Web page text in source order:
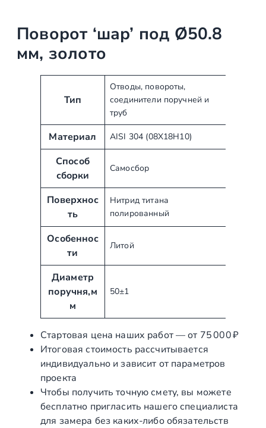
Поворот ‘шар’ под Ø50.8
мм, золото
и
б
ы
н
е
н
и
е
Тип
Отводы, повороты,
соединители поручней и
труб
Материал AISI 304 (08Х18Н10)
Способ
сборки
Самосбор
Поверхнос
ть
Нитрид титана
полированный
Особеннос
ти
Литой
Диаметр
поручня,м
м
50±1
Стартовая цена наших работ — от 75 000 ₽
Итоговая стоимость рассчитывается
индивидуально и зависит от параметров
проекта
Чтобы получить точную смету, вы можете
бесплатно пригласить нашего специалиста
для замера без каких‑либо обязательств